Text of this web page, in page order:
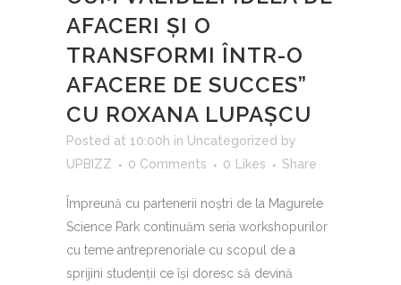
AFACERI ȘI O
TRANSFORMI ÎNTR-O
AFACERE DE SUCCES”
CU ROXANA LUPAȘCU
Posted at 10:00h in Uncategorized by
UPBIZZ
0 Comments 0 Likes Share
Împreună cu partenerii noștri de la Magurele
Science Park continuăm seria workshopurilor
cu teme antreprenoriale cu scopul de a
sprijini studenții ce își doresc să devină